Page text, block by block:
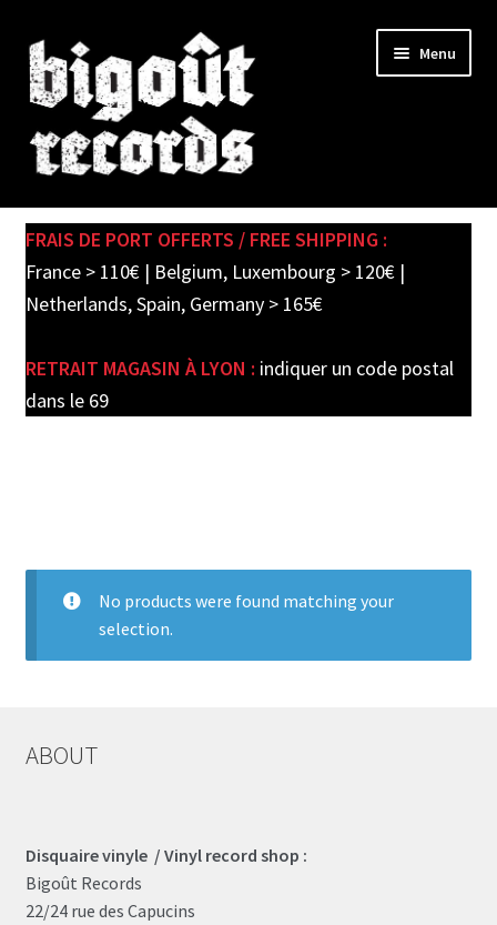
Skip
to
navigation
Skip
to
content
Menu
SHOP
child
PRE-ORDERS
FRAIS DE PORT OFFERTS / FREE SHIPPING :
France > 110€ | Belgium, Luxembourg > 120€ |
Netherlands, Spain, Germany > 165€
RETRAIT MAGASIN À LYON : indiquer un code postal
dans le 69
No products were found matching your
selection.
ABOUT
Disquaire vinyle / Vinyl record shop :
Bigoût Records
22/24 rue des Capucins